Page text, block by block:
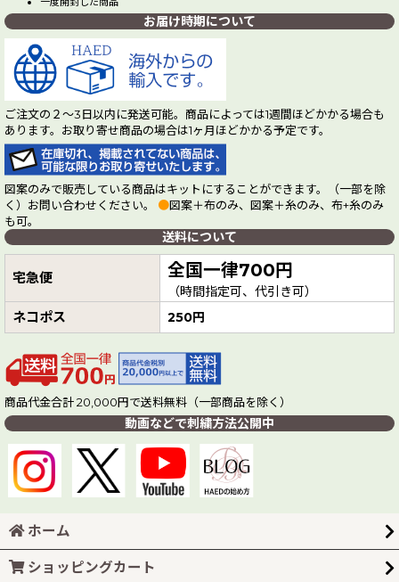
お届け時期について
ご注文の２～3日以内に発送可能。商品によっては1週間ほどかかる場合も
あります。お取り寄せ商品の場合は1ヶ月ほどかかる予定です。
図案のみで販売している商品はキットにすることができます。（一部を除
く）お問い合わせください。 ●図案＋布のみ、図案＋糸のみ、布+糸のみ
も可。
送料について
宅急便 全国一律700円
（時間指定可、代引き可）
ネコポス 250円
商品代金合計 20,000円で送料無料（一部商品を除く）
動画などで刺繍方法公開中
ホーム
ショッピングカート